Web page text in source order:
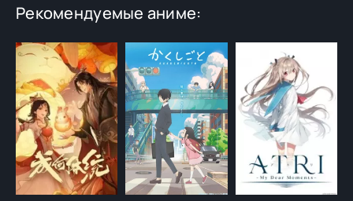
Рекомендуемые аниме: